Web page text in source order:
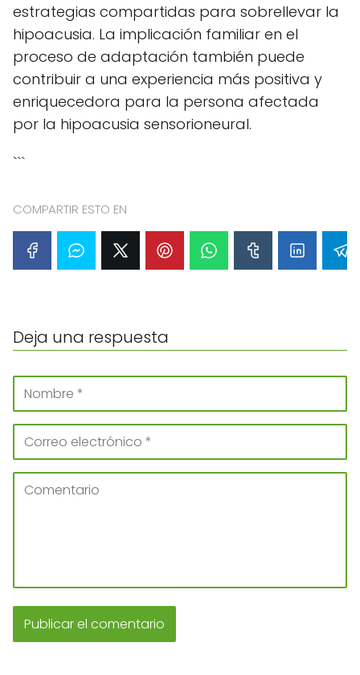
estrategias compartidas para sobrellevar la
hipoacusia. La implicación familiar en el
proceso de adaptación también puede
contribuir a una experiencia más positiva y
enriquecedora para la persona afectada
por la hipoacusia sensorioneural.
```
COMPARTIR ESTO EN
Deja una respuesta